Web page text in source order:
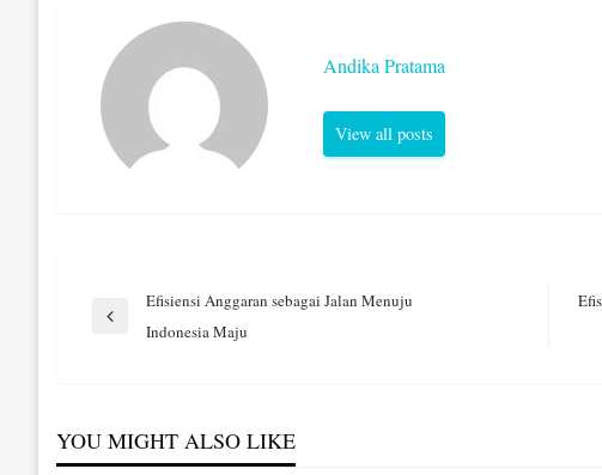
Andika Pratama
View all posts
Navigasi
Previous
Efisiensi Anggaran sebagai Jalan Menuju
Indonesia Maju
YOU MIGHT ALSO LIKE